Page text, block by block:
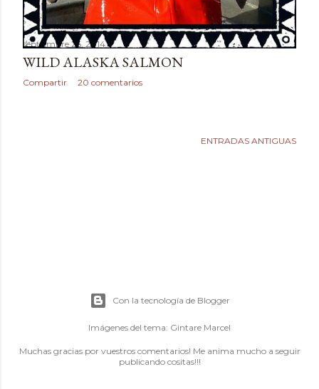
septiembre 26, 2014
WILD ALASKA SALMON
Compartir 20 comentarios
ENTRADAS ANTIGUAS
Con la tecnología de Blogger
Imágenes del tema: Gintare Marcel
Muchas gracias por vuestros comentarios! Me anima mucho a seguir
publicando cositas!!!